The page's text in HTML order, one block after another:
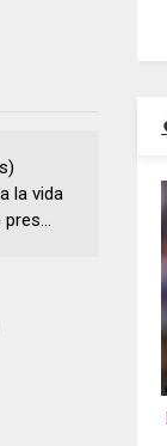
la vida